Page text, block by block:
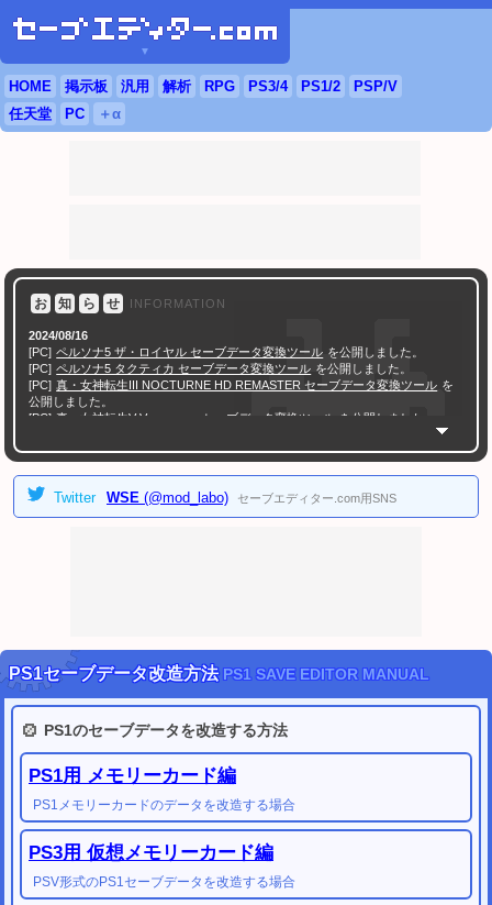
▼
HOME 掲示板 汎用 解析 RPG PS3/4 PS1/2 PSP/V
任天堂
PC ＋α
お 知 ら せ INFORMATION
2024/08/16
[PC] ペルソナ5 ザ・ロイヤル セーブデータ変換ツール を公開しました。
[PC] ペルソナ5 タクティカ セーブデータ変換ツール を公開しました。
[PC] 真・女神転生III NOCTURNE HD REMASTER セーブデータ変換ツール を
公開しました。
[PC] 真・女神転生V Vengeance セーブデータ変換ツール
を公開しました。
[PC]ペルソナ3 ポータブル チェックサム修正ツールを公開しました。
2024/02/11
ペルソナ3 リロード セーブデータ変換ツール
ポケモン履歴書メーカー・バイオレット
2022/09/03
ロゴジェネレーター・シリーズ(56点) を公開しました。
2022/07/10
パワプロ風アバター画像ジェネレーター (顔イラストメーカー)
2022/01/22
DQ(ドラゴンクエスト)シリーズ関連ツール
FF(ファイナルファンタジー)シリーズ関連ツール
2022/01/22
任天堂改造解析掲示板を公開しました。
任天堂セーブデータ投稿掲示板を公開しました。
2020/12/24
Twitter WSE (@mod_labo) セーブエディター.com用SNS
PS1セーブデータ改造方法 PS1 SAVE EDITOR MANUAL
PS1のセーブデータを改造する方法
PS1用 メモリーカード編
PS1メモリーカードのデータを改造する場合
PS3用 仮想メモリーカード編
PSV形式のPS1セーブデータを改造する場合